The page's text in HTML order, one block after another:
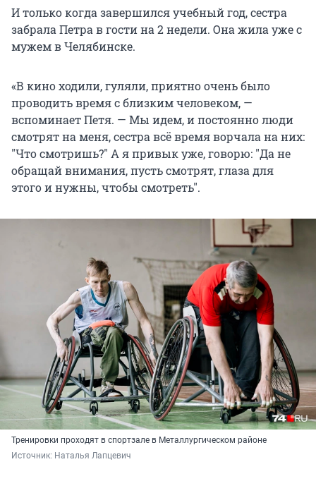
И только когда завершился учебный год, сестра
забрала Петра в гости на 2 недели. Она жила уже с
мужем в Челябинске.
«В кино ходили, гуляли, приятно очень было
проводить время с близким человеком, —
вспоминает Петя. — Мы идем, и постоянно люди
смотрят на меня, сестра всё время ворчала на них:
"Что смотришь?" А я привык уже, говорю: "Да не
обращай внимания, пусть смотрят, глаза для
этого и нужны, чтобы смотреть".
Тренировки проходят в спортзале в Металлургическом районе
Источник: Наталья Лапцевич